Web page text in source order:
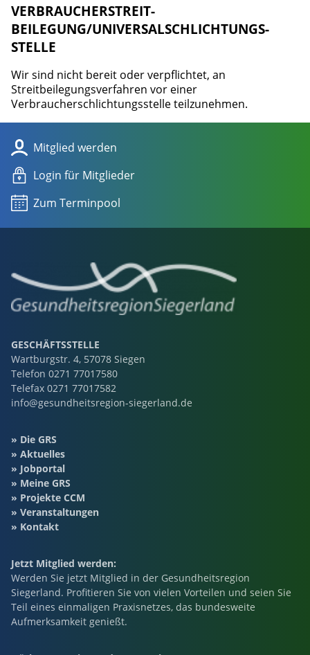
VERBRAUCHER­STREIT­
BEILEGUNG/UNIVERSAL­SCHLICHTUNGS­
STELLE
Wir sind nicht bereit oder verpflichtet, an
Streitbeilegungsverfahren vor einer
Verbraucherschlichtungsstelle teilzunehmen.
Mitglied werden
Login für Mitglieder
Zum Terminpool
GESCHÄFTSSTELLE
Wartburgstr. 4, 57078 Siegen
Telefon 0271 77017580
Telefax 0271 77017582
info@gesundheitsregion-siegerland.de
Die GRS
Aktuelles
Jobportal
Meine GRS
Projekte CCM
Veranstaltungen
Kontakt
Jetzt Mitglied werden:
Werden Sie jetzt Mitglied in der Gesundheitsregion
Siegerland. Profitieren Sie von vielen Vorteilen und seien Sie
Teil eines einmaligen Praxisnetzes, das bundesweite
Aufmerksamkeit genießt.